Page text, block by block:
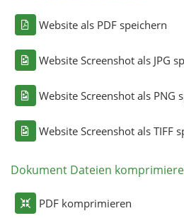
Website als PDF speichern
Website Screenshot als JPG
Website Screenshot als PNG
Website Screenshot als TIFF
Dokument Dateien
PDF komprimieren